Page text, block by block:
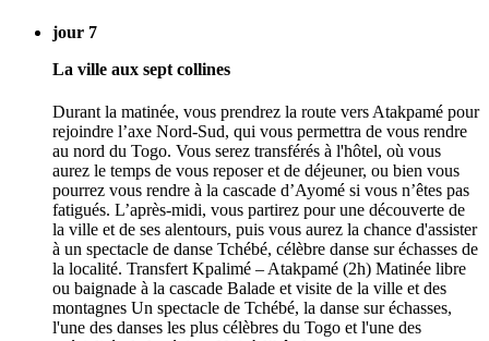
jour 7
La ville aux sept collines
Durant la matinée, vous prendrez la route vers Atakpamé pour
rejoindre l’axe Nord-Sud, qui vous permettra de vous rendre
au nord du Togo. Vous serez transférés à l'hôtel, où vous
aurez le temps de vous reposer et de déjeuner, ou bien vous
pourrez vous rendre à la cascade d’Ayomé si vous n’êtes pas
fatigués. L’après-midi, vous partirez pour une découverte de
la ville et de ses alentours, puis vous aurez la chance d'assister
à un spectacle de danse Tchébé, célèbre danse sur échasses de
la localité. Transfert Kpalimé – Atakpamé (2h) Matinée libre
ou baignade à la cascade Balade et visite de la ville et des
montagnes Un spectacle de Tchébé, la danse sur échasses,
l'une des danses les plus célèbres du Togo et l'une des